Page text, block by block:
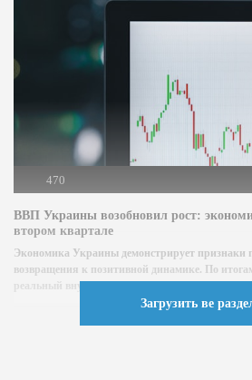
470
ВВП Украины возобновил рост:
втором квартале
Экономика Украины демонстрирует признаки
возвращения к позитивной динамике. По
реальный внутренний валовой продукт (ВВП)...
Загрузить ве